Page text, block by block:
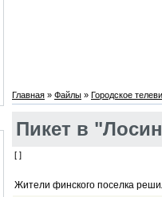
Главная » Файлы » Городское
Пикет в
[ ]
Жители финского поселка